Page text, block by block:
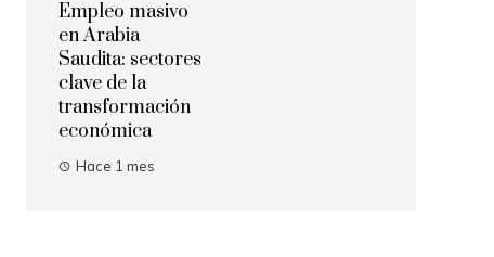
Empleo masivo
en Arabia
Saudita: sectores
clave de la
transformación
económica
Hace 1 mes